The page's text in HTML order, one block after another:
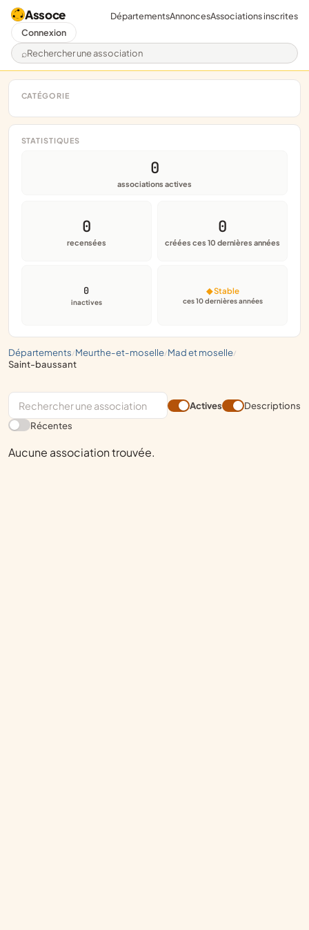
Assoce
Rechercher une association
DépartementsAnnoncesAssociations inscrites
Connexion
départements/ meurthe-et-moselle/ mad et moselle/
saint-baussant
CATÉGORIE
STATISTIQUES
0
associations actives
0
recensées
0
créées ces 10 dernières années
0
inactives
◆ Stable
ces 10 dernières années
Actives
Descriptions
Récentes
Aucune association trouvée.